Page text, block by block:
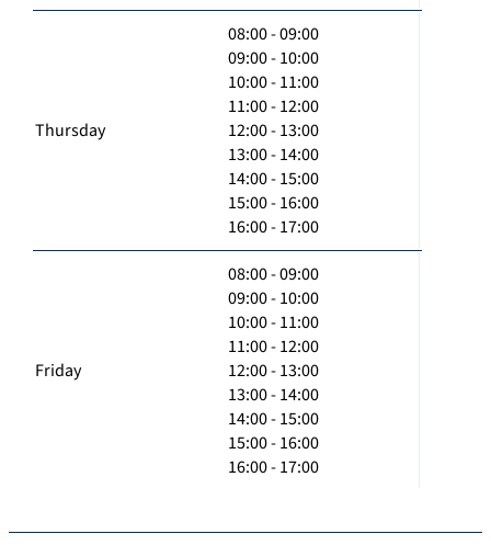
Thursday
08:00 - 09:00
09:00 - 10:00
10:00 - 11:00
11:00 - 12:00
12:00 - 13:00
13:00 - 14:00
14:00 - 15:00
15:00 - 16:00
16:00 - 17:00
Friday
08:00 - 09:00
09:00 - 10:00
10:00 - 11:00
11:00 - 12:00
12:00 - 13:00
13:00 - 14:00
14:00 - 15:00
15:00 - 16:00
16:00 - 17:00